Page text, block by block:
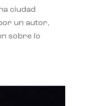
ciudad
un autor,
sobre lo